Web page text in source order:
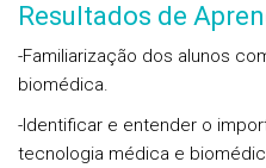
Resultados de
-Familiarização dos alunos
biomédica.
-Identificar e entender o
tecnologia médica e